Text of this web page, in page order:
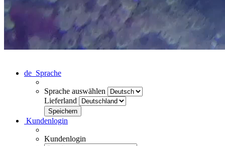
de Sprache
Sprache auswählen
Lieferland
Kundenlogin
Kundenlogin